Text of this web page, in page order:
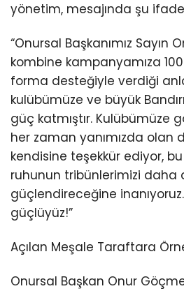
yönetim, mesajında şu
“Onursal Başkanımız Sayın
kombine kampanyamıza
forma desteğiyle verdiği
kulübümüze ve büyük
güç katmıştır. Kulübümüze
her zaman yanımızda olan
kendisine teşekkür ediyor,
ruhunun tribünlerimizi daha
güçlendireceğine
güçlüyüz!”
Açılan Meşale Taraftara
Onursal Başkan Onur